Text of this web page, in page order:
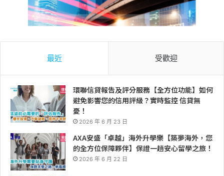
最近 受歡迎
環聯信貸報告及評分服務【全方位功能】如何
避免影響您的信用評級？實時監控 信貸無
憂！
2026 年 6 月 23 日
AXA安盛「卓越」海外升學樂【築夢海外，您
的全方位保障夥伴】保證一趟安心留學之旅！
2026 年 6 月 22 日